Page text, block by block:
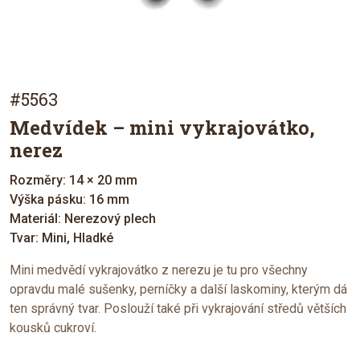
#5563
Medvídek – mini vykrajovátko,
nerez
Rozměry: 14 × 20 mm
Výška pásku: 16 mm
Materiál: Nerezový plech
Tvar: Mini, Hladké
Mini medvědí vykrajovátko z nerezu je tu pro všechny
opravdu malé sušenky, perníčky a další laskominy, kterým dá
ten správný tvar. Poslouží také při vykrajování středů větších
kousků cukroví.